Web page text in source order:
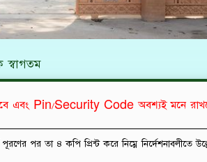
স্বাগতম
এবং Pin/Security Code অবশ্যই মনে
পর তা ৪ কপি প্রিন্ট করে নিম্নে নির্দেশনাবলীতে